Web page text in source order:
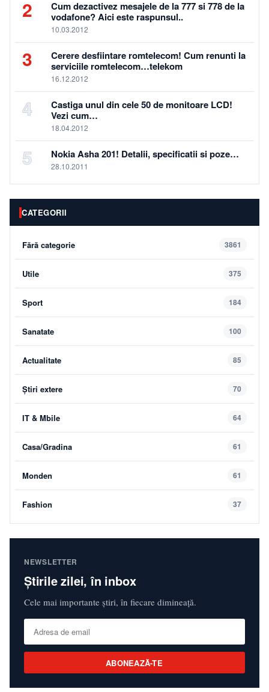
2
Cum dezactivez mesajele de la 777 si 778 de la
vodafone? Aici este raspunsul..
10.03.2012
3
Cerere desfiintare romtelecom! Cum renunti la
serviciile romtelecom…telekom
16.12.2012
4
Castiga unul din cele 50 de monitoare LCD!
Vezi cum…
18.04.2012
5 Nokia Asha 201! Detalii, specificatii si poze…
28.10.2011
CATEGORII
Fără categorie 3861
Utile 375
Sport 184
Sanatate 100
Actualitate 85
Știri extere 70
IT & Mbile 64
Casa/Gradina 61
Monden 61
Fashion 37
NEWSLETTER
Știrile zilei, în inbox
Cele mai importante știri, în fiecare dimineață.
ABONEAZĂ-TE